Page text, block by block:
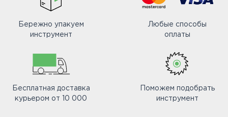
Бережно упакуем
инструмент
Любые способы
оплаты
Бесплатная доставка
курьером от 10 000
Поможем подобрать
инструмент